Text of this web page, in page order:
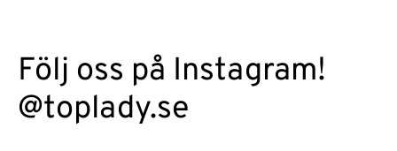
Följ oss på Instagram!
@toplady.se